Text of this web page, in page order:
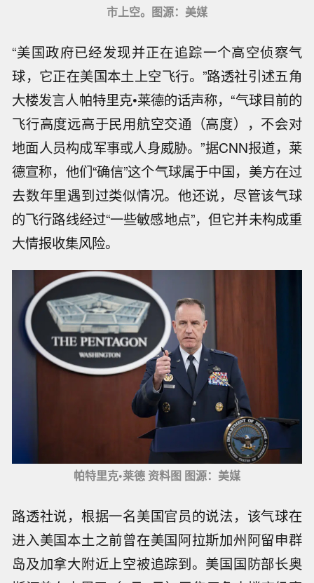
市上空。图源：美媒
“美国政府已经发现并正在追踪一个高空侦察气
球，它正在美国本土上空飞行。”路透社引述五角
大楼发言人帕特里克•莱德的话声称，“气球目前的
飞行高度远高于民用航空交通（高度），不会对
地面人员构成军事或人身威胁。”据CNN报道，莱
德宣称，他们“确信”这个气球属于中国，美方在过
去数年里遇到过类似情况。他还说，尽管该气球
的飞行路线经过“一些敏感地点”，但它并未构成重
大情报收集风险。
帕特里克•莱德 资料图 图源：美媒
路透社说，根据一名美国官员的说法，该气球在
进入美国本土之前曾在美国阿拉斯加州阿留申群
岛及加拿大附近上空被追踪到。美国国防部长奥